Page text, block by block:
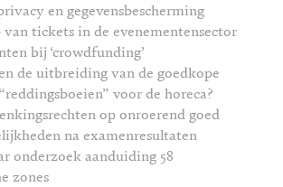
en gegevensbescherming
tickets in de evenementensector
bij ‘crowdfunding’
de uitbreiding van de goedkope
voor de horeca?
op onroerend goed
na examenresultaten
onderzoek aanduiding 58
zones